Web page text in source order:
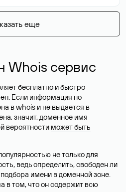
еще
Whois сервис
бесплатно и быстро
Если информация по
в whois и не выдается в
значит, доменное имя
вероятности может быть
не только для
ведь определить, свободен ли
имени в доменной зоне.
в том, что он содержит всю